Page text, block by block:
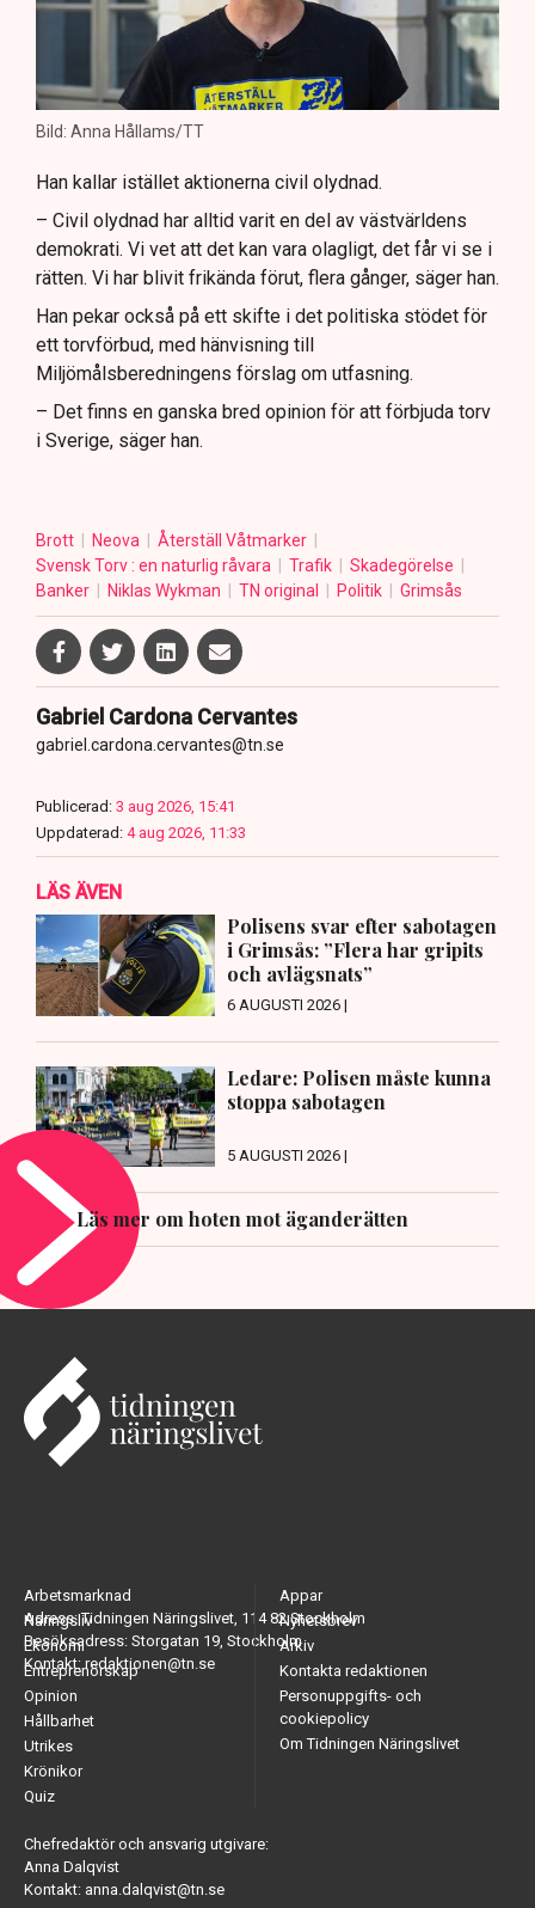
Bild: Anna Hållams/TT
Han kallar istället aktionerna civil olydnad.
– Civil olydnad har alltid varit en del av västvärldens
demokrati. Vi vet att det kan vara olagligt, det får vi se i
rätten. Vi har blivit frikända förut, flera gånger, säger han.
Han pekar också på ett skifte i det politiska stödet för
ett torvförbud, med hänvisning till
Miljömålsberedningens förslag om utfasning.
– Det finns en ganska bred opinion för att förbjuda torv
i Sverige, säger han.
Brott Neova
Återställ Våtmarker
Svensk Torv : en naturlig råvara
Trafik
Skadegörelse
Banker
Niklas Wykman TN original Politik Grimsås
Gabriel Cardona Cervantes
gabriel.cardona.cervantes@tn.se
Publicerad: 3 aug 2026, 15:41
Uppdaterad: 4 aug 2026, 11:33
LÄS ÄVEN
Polisens svar efter sabotagen
i Grimsås: ”Flera har gripits
och avlägsnats”
6 AUGUSTI 2026 |
Ledare: Polisen måste kunna
stoppa sabotagen
5 AUGUSTI 2026 |
Läs mer om hoten mot äganderätten
Adress: Tidningen Näringslivet, 114 82 Stockholm
Besöksadress: Storgatan 19, Stockholm
Kontakt: redaktionen@tn.se
Arbetsmarknad
Näringsliv
Ekonomi
Entreprenörskap
Opinion
Hållbarhet
Utrikes
Krönikor
Quiz
Appar
Nyhetsbrev
Arkiv
Kontakta redaktionen
Personuppgifts- och
cookiepolicy
Om Tidningen Näringslivet
Chefredaktör och ansvarig utgivare:
Anna Dalqvist
Kontakt: anna.dalqvist@tn.se